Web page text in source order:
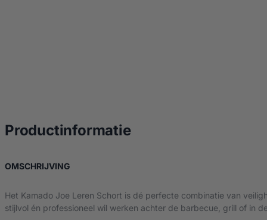
Productinformatieover Kamado Joe
OMSCHRIJVING
Het Kamado Joe Leren Schort is dé perfecte combinatie van
stijlvol én professioneel wil werken achter de barbecue, grill of in